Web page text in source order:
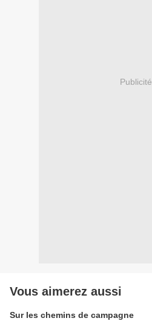
Publicité
Vous aimerez aussi
Sur les chemins de campagne